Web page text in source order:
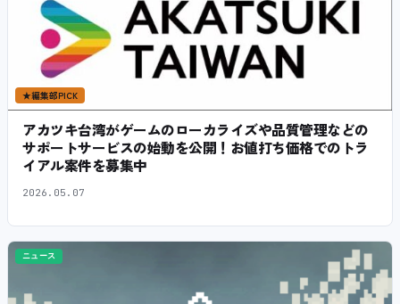
★編集部PICK
アカツキ台湾がゲームのローカライズや品質管理などの
サポートサービスの始動を公開！お値打ち価格でのトラ
イアル案件を募集中
2026.05.07
ニュース